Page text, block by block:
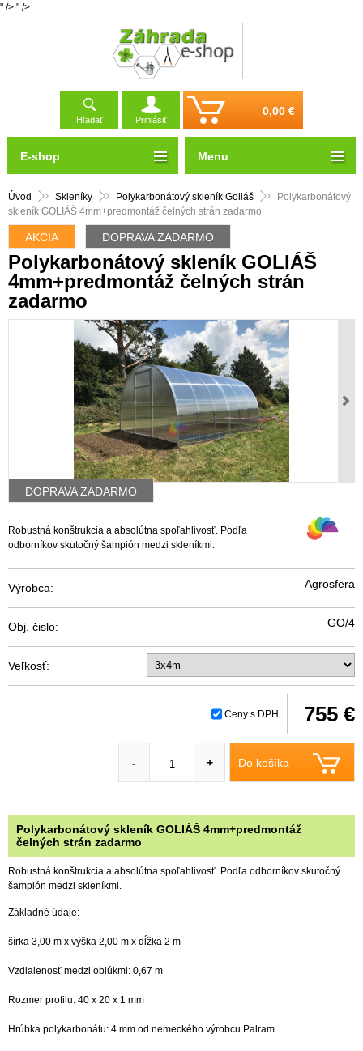
" /> " />
Hľadať Prihlásiť
0,00 €
Úvod Skleníky Polykarbonátový skleník Goliáš
Polykarbonátový
skleník GOLIÁŠ 4mm+predmontáž čelných strán zadarmo
AKCIA DOPRAVA ZADARMO
Polykarbonátový skleník GOLIÁŠ
4mm+predmontáž čelných strán
zadarmo
DOPRAVA ZADARMO
Robustná konštrukcia a absolútna spoľahlivosť. Podľa
odborníkov skutočný šampión medzi skleníkmi.
Výrobca: Agrosfera
Obj. čislo: GO/4
Veľkosť:
Ceny s DPH 755 €
Do košíka
- +
Polykarbonátový skleník GOLIÁŠ 4mm+predmontáž
čelných strán zadarmo
Robustná konštrukcia a absolútna spoľahlivosť. Podľa odborníkov skutočný
šampión medzi skleníkmi.
Základné údaje:
šírka 3,00 m x výška 2,00 m x dĺžka 2 m
Vzdialenosť medzi oblúkmi: 0,67 m
Rozmer profilu: 40 x 20 x 1 mm
Hrúbka polykarbonátu: 4 mm od nemeckého výrobcu Palram
E-shop Menu